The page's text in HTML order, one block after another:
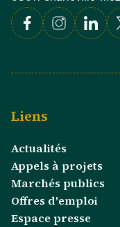
FacebookInstagram X
Liens
Actualités
Appels à projets
Marchés publics
Offres d'emploi
Espace presse